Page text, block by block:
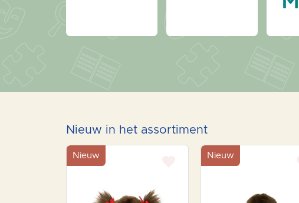
Nieuw in het assortiment
Nieuw Nieuw